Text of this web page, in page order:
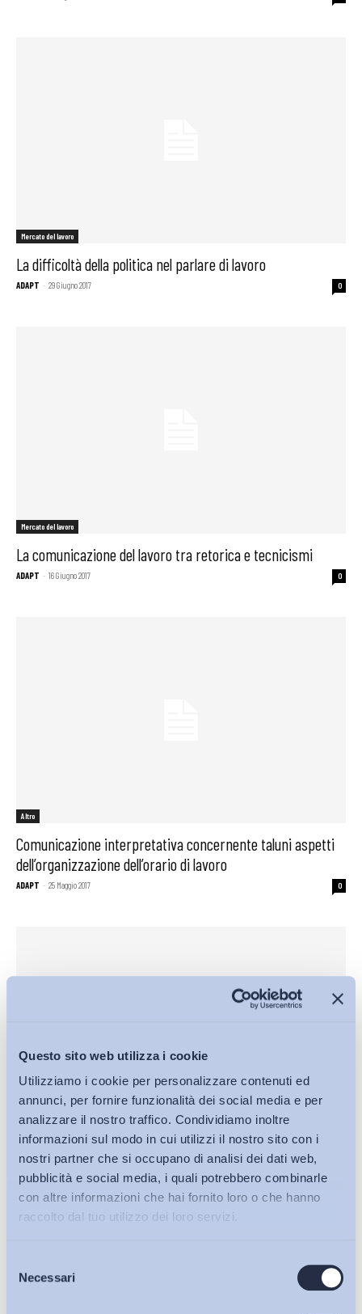
Questo sito web utilizza i cookie
Utilizziamo i cookie per personalizzare contenuti ed
annunci, per fornire funzionalità dei social media e per
analizzare il nostro traffico. Condividiamo inoltre
informazioni sul modo in cui utilizzi il nostro sito con i
nostri partner che si occupano di analisi dei dati web,
pubblicità e social media, i quali potrebbero combinarle
con altre informazioni che hai fornito loro o che hanno
raccolto dal tuo utilizzo dei loro servizi.
delNecessariBollettini ADAPT
Mercato del lavoro
La difficoltà della politica nel parlare di lavoro
ADAPT - 29 Giugno 2017 0
Mercato del lavoro
La comunicazione del lavoro tra retorica e tecnicismi
ADAPT - 16 Giugno 2017 0
Altro
Comunicazione interpretativa concernente taluni aspetti
dell’organizzazione dell’orario di lavoro
ADAPT - 25 Maggio 2017 0
Mercato del lavoro
Renzi e il lavoro in cerca di identità
ADAPT - 08 Maggio 2017